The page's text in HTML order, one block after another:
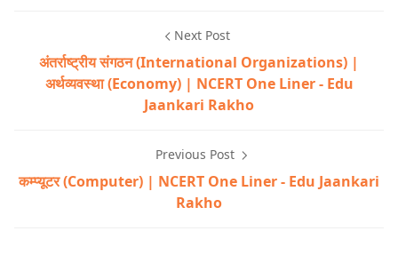
Next Post
अंतर्राष्ट्रीय संगठन (International Organizations) |
अर्थव्यवस्था (Economy) | NCERT One Liner - Edu
Jaankari Rakho
Previous Post
कम्प्यूटर (Computer) | NCERT One Liner - Edu Jaankari
Rakho